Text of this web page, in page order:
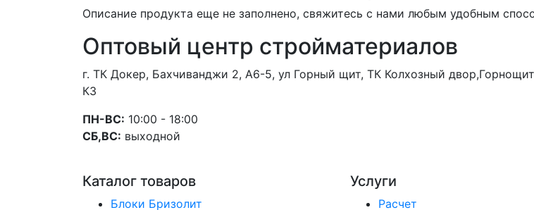
Описание продукта еще не заполнено, свяжитесь с нами любым удобным
Оптовый центр стройматериалов
г. ТК Докер, Бахчиванджи 2, А6-5, ул Горный щит, ТК Колхозный
К3
ПН-ВС: 10:00 - 18:00
СБ,ВС: выходной
Каталог товаров
Блоки Бризолит
Услуги
Расчет